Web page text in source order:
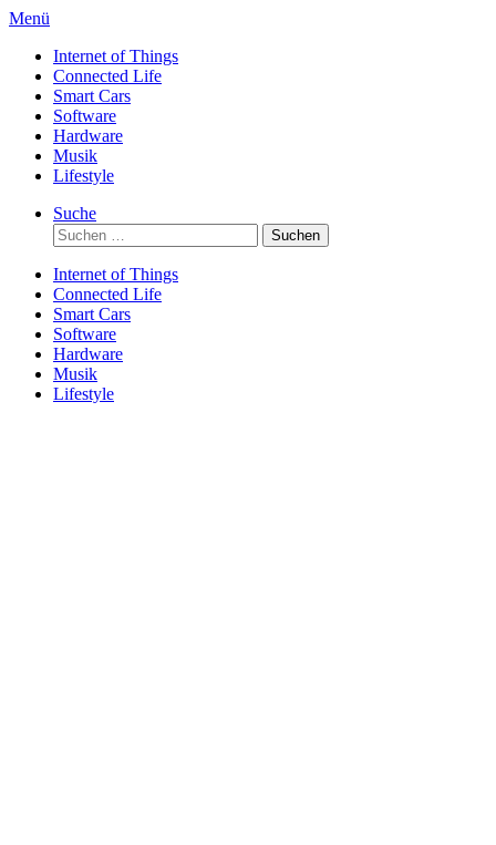
Direkt
Inhalt
Menü
Internet of Things
Connected Life
Smart Cars
Software
Hardware
Musik
Lifestyle
Suche
Suchen
nach:
Internet of Things
Connected Life
Smart Cars
Software
Hardware
Musik
Lifestyle